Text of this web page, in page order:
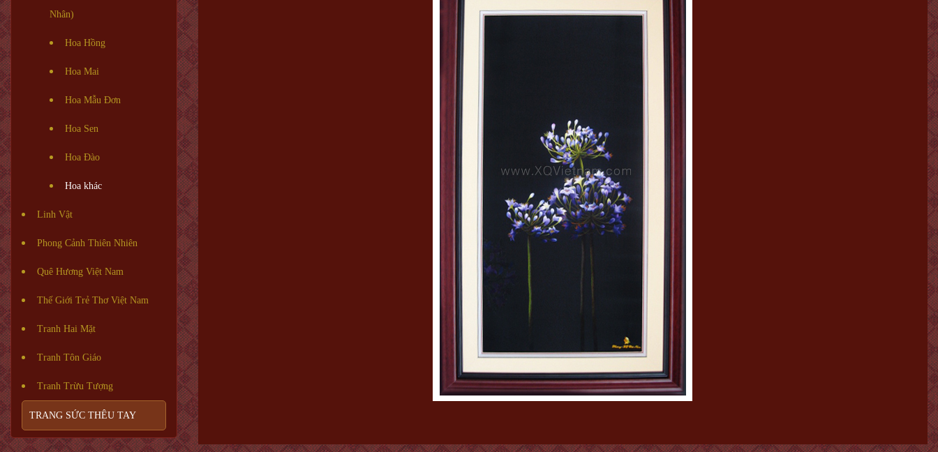
Nhân)
Hoa Hồng
Hoa Mai
Hoa Mẫu Đơn
Hoa Sen
Hoa Đào
Hoa khác
Linh Vật
Phong Cảnh Thiên Nhiên
Quê Hương Việt Nam
Thế Giới Trẻ Thơ Việt Nam
Tranh Hai Mặt
Tranh Tôn Giáo
Tranh Trừu Tượng
TRANG SỨC THÊU TAY